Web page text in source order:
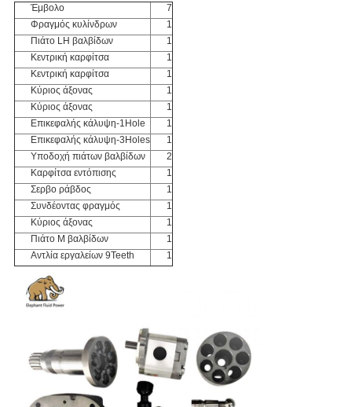
Έμβολο
7
Φραγμός κυλίνδρων
1
Πιάτο LH βαλβίδων
1
Κεντρική καρφίτσα
1
Κεντρική καρφίτσα
1
Κύριος άξονας
1
Κύριος άξονας
1
Επικεφαλής κάλυψη-1Hole
1
Επικεφαλής κάλυψη-3Holes
1
Υποδοχή πιάτων βαλβίδων
2
Καρφίτσα εντόπισης
1
Σερβο ράβδος
1
Συνδέοντας φραγμός
1
Κύριος άξονας
1
Πιάτο Μ βαλβίδων
1
Αντλία εργαλείων 9Teeth
1